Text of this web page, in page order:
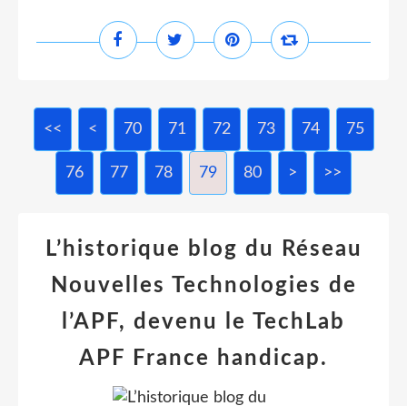
<< < 10
20
30
40
50
60
70 71 72 73 74 75
76 77 78 79 80 90
100
200
300
400
500
> >>
L’historique blog du Réseau
Nouvelles Technologies de
l’APF, devenu le TechLab
APF France handicap.